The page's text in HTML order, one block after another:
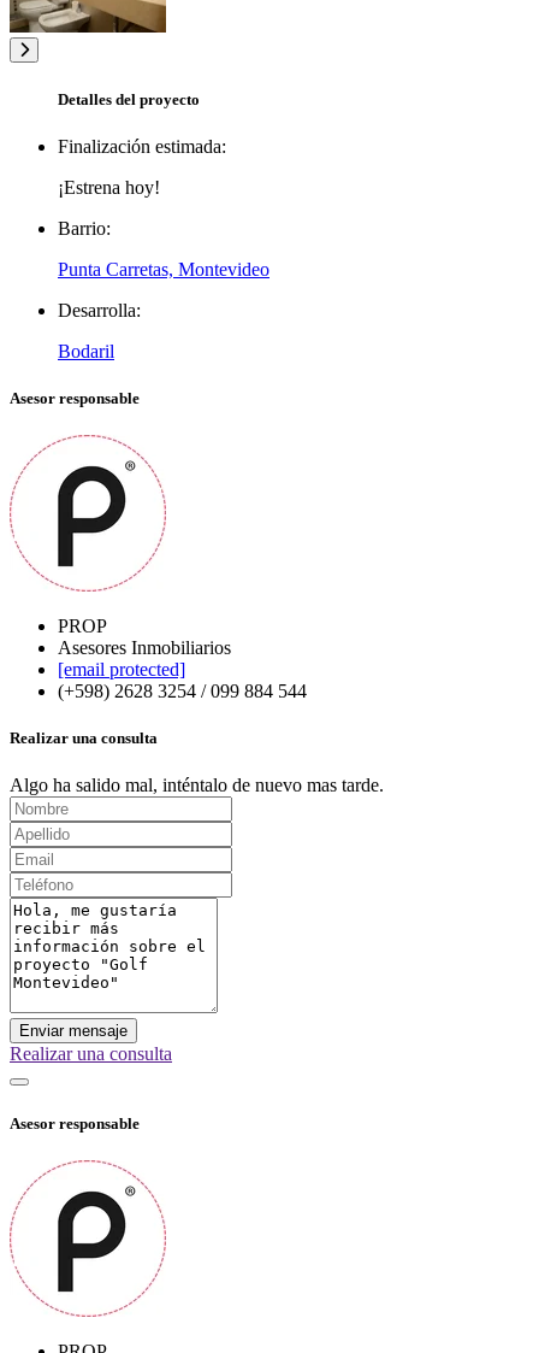
Detalles del proyecto
Finalización estimada:
¡Estrena hoy!
Barrio:
Punta Carretas, Montevideo
Desarrolla:
Bodaril
Asesor responsable
PROP
Asesores Inmobiliarios
[email protected]
(+598) 2628 3254 / 099 884 544
Realizar una consulta
Algo ha salido mal, inténtalo de nuevo mas tarde.
Enviar mensaje
Realizar una consulta
Asesor responsable